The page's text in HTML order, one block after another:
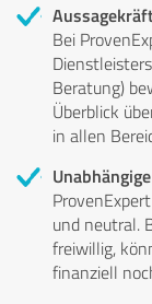
Bei
Beratung)
Überblick
in allen
und neutral.
freiwillig,
finanziell